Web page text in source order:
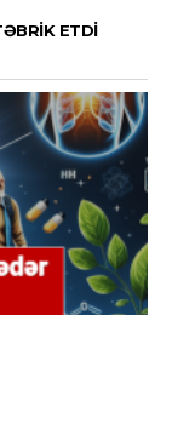
ETDI